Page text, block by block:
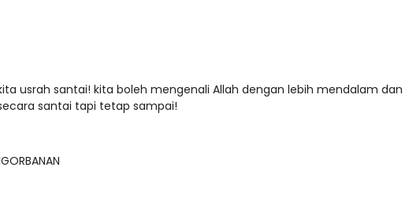
usrah santai! kita boleh mengenali Allah dengan lebih mendalam dan
santai tapi tetap sampai!